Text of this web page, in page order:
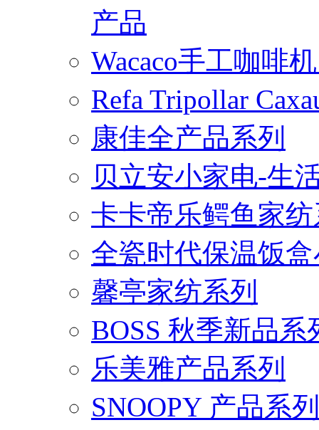
产品
Wacaco手工咖啡
Refa Tripollar
康佳全产品系列
贝立安小家电-生
卡卡帝乐鳄鱼家
全瓷时代保温饭
馨亭家纺系列
BOSS 秋季新品系
乐美雅产品系列
SNOOPY 产品系列